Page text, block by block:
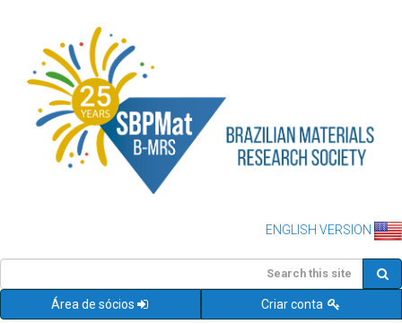
ENGLISH VERSION
Área de sócios Criar conta